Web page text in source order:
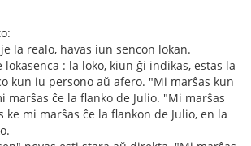
la realo, havas iun sencon lokan.
: la loko, kiun ĝi indikas, estas la
kun iu persono aŭ afero. "Mi marŝas kun
marŝas ĉe la flanko de Julio. "Mi marŝas
ke mi marŝas ĉe la flankon de Julio, en la